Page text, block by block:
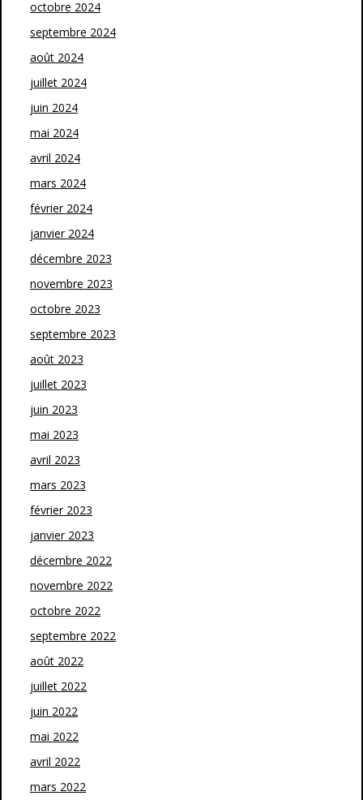
octobre 2024
septembre 2024
août 2024
juillet 2024
juin 2024
mai 2024
avril 2024
mars 2024
février 2024
janvier 2024
décembre 2023
novembre 2023
octobre 2023
septembre 2023
août 2023
juillet 2023
juin 2023
mai 2023
avril 2023
mars 2023
février 2023
janvier 2023
décembre 2022
novembre 2022
octobre 2022
septembre 2022
août 2022
juillet 2022
juin 2022
mai 2022
avril 2022
mars 2022